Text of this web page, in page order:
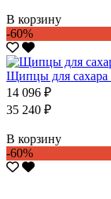
В корзину
-60%
Щипцы для сахара
14 096 ₽
35 240 ₽
В корзину
-60%